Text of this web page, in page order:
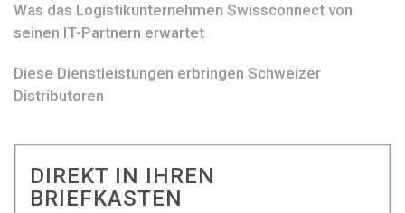
Was das Logistikunternehmen Swissconnect von
seinen IT-Partnern erwartet
Diese Dienstleistungen erbringen Schweizer
Distributoren
DIREKT IN IHREN
BRIEFKASTEN